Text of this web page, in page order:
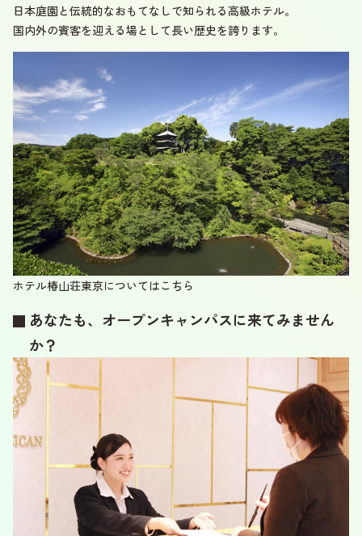
日本庭園と伝統的なおもてなしで知られる高級ホテル。
国内外の賓客を迎える場として長い歴史を誇ります。
ホテル椿山荘東京についてはこちら
あなたも、オープンキャンパスに来てみません
か？